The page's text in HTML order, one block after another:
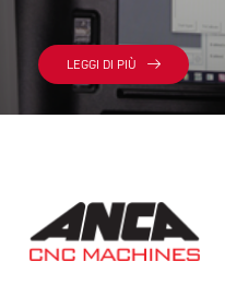
LEGGI DI PIÙ